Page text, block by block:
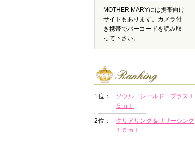
MOTHER MARYには携帯向け
サイトもあります。カメラ付
き携帯でバーコードを読み取
って下さい。
1位：
ソウル シールド プラス１
５ｍｌ
2位：
クリアリング＆リリーシング
１５ｍｌ